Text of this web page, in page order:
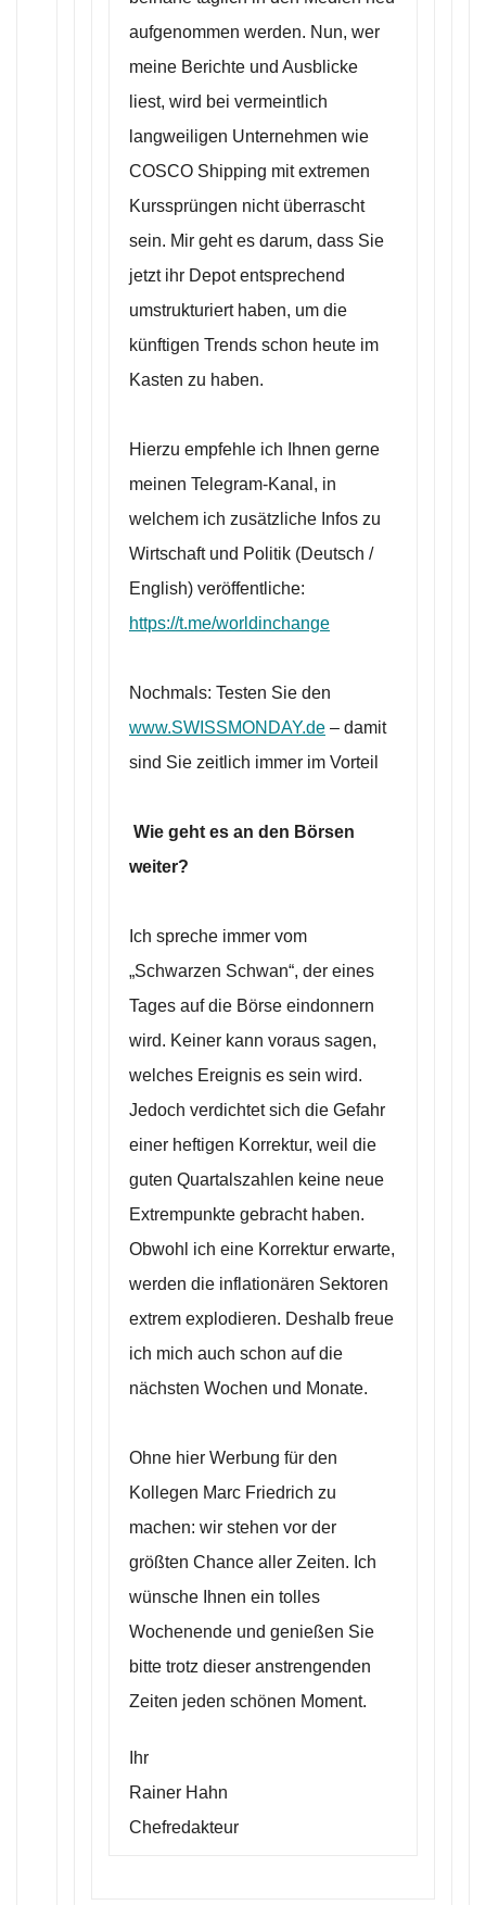
aufgenommen werden. Nun, wer
meine Berichte und Ausblicke
liest, wird bei vermeintlich
langweiligen Unternehmen wie
COSCO Shipping mit extremen
Kurssprüngen nicht überrascht
sein. Mir geht es darum, dass Sie
jetzt ihr Depot entsprechend
umstrukturiert haben, um die
künftigen Trends schon heute im
Kasten zu haben.
Hierzu empfehle ich Ihnen gerne
meinen Telegram-Kanal, in
welchem ich zusätzliche Infos zu
Wirtschaft und Politik (Deutsch /
English) veröffentliche:
https://t.me/worldinchange
Nochmals: Testen Sie den
www.SWISSMONDAY.de – damit
sind Sie zeitlich immer im Vorteil
Wie geht es an den Börsen
weiter?
Ich spreche immer vom
„Schwarzen Schwan“, der eines
Tages auf die Börse eindonnern
wird. Keiner kann voraus sagen,
welches Ereignis es sein wird.
Jedoch verdichtet sich die Gefahr
einer heftigen Korrektur, weil die
guten Quartalszahlen keine neue
Extrempunkte gebracht haben.
Obwohl ich eine Korrektur erwarte,
werden die inflationären Sektoren
extrem explodieren. Deshalb freue
ich mich auch schon auf die
nächsten Wochen und Monate.
Ohne hier Werbung für den
Kollegen Marc Friedrich zu
machen: wir stehen vor der
größten Chance aller Zeiten. Ich
wünsche Ihnen ein tolles
Wochenende und genießen Sie
bitte trotz dieser anstrengenden
Zeiten jeden schönen Moment.
Ihr
Rainer Hahn
Chefredakteur